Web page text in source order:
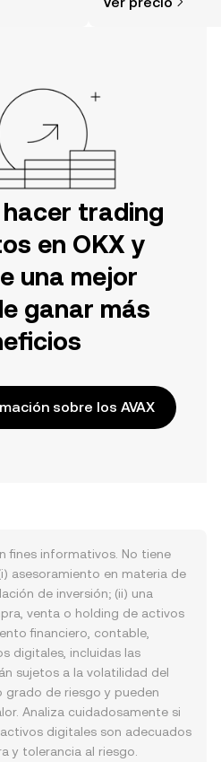
móvil de
noticias y más.
hacer trading
en OKX y
una mejor
ganar más
sobre los AVAX
fines informativos. No tiene
asesoramiento en materia de
de inversión; (ii) una
venta o holding de activos
financiero, contable,
digitales, incluidas las
sujetos a la volatilidad del
grado de riesgo y pueden
Analiza cuidadosamente si
digitales son adecuados
y tolerancia al riesgo.